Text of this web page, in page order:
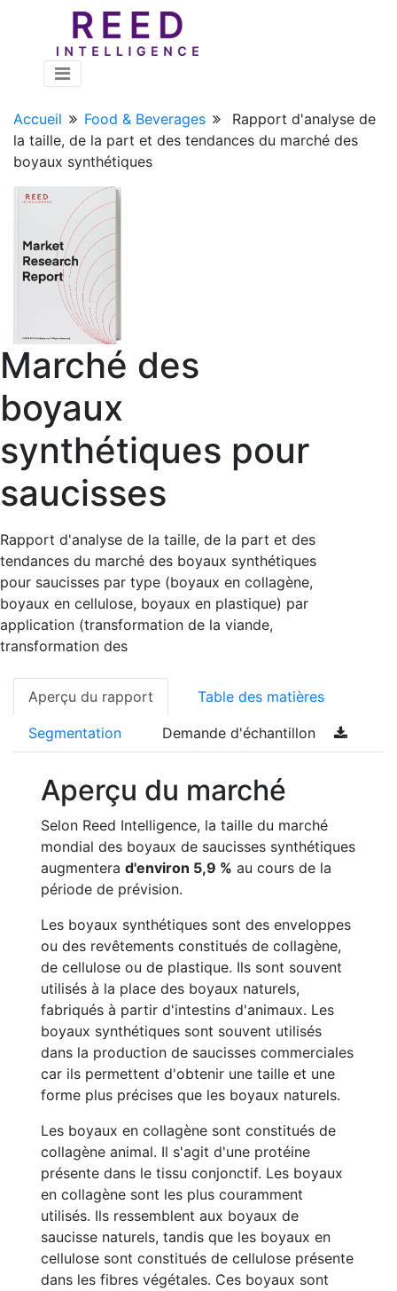
Accueil Food & Beverages
Rapport d'analyse de
la taille, de la part et des tendances du marché des
boyaux synthétiques
Marché des
boyaux
synthétiques pour
saucisses
Rapport d'analyse de la taille, de la part et des
tendances du marché des boyaux synthétiques
pour saucisses par type (boyaux en collagène,
boyaux en cellulose, boyaux en plastique) par
application (transformation de la viande,
transformation des
Aperçu du rapport Table des matières
Segmentation Demande d'échantillon
Aperçu du marché
Selon Reed Intelligence, la taille du marché
mondial des boyaux de saucisses synthétiques
augmentera d'environ 5,9 % au cours de la
période de prévision.
Les boyaux synthétiques sont des enveloppes
ou des revêtements constitués de collagène,
de cellulose ou de plastique. Ils sont souvent
utilisés à la place des boyaux naturels,
fabriqués à partir d'intestins d'animaux. Les
boyaux synthétiques sont souvent utilisés
dans la production de saucisses commerciales
car ils permettent d'obtenir une taille et une
forme plus précises que les boyaux naturels.
Les boyaux en collagène sont constitués de
collagène animal. Il s'agit d'une protéine
présente dans le tissu conjonctif. Les boyaux
en collagène sont les plus couramment
utilisés. Ils ressemblent aux boyaux de
saucisse naturels, tandis que les boyaux en
cellulose sont constitués de cellulose présente
dans les fibres végétales. Ces boyaux sont